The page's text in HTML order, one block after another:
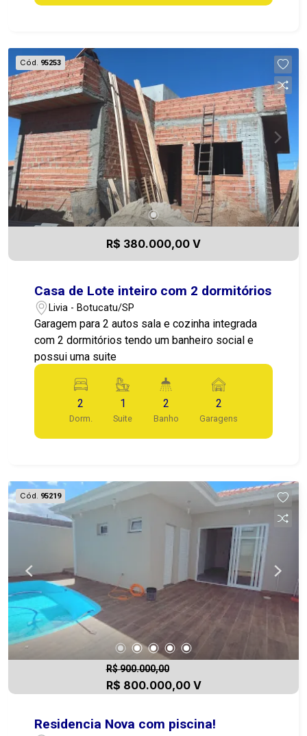
Cód. 95253
R$ 380.000,00 V
Casa de Lote inteiro com 2 dormitórios
Livia - Botucatu/SP
Garagem para 2 autos sala e cozinha integrada
com 2 dormitórios tendo um banheiro social e
possui uma suite
2
Dorm.
1
Suite
2
Banho
2
Garagens
Cód. 95219
R$ 900.000,00
R$ 800.000,00 V
Residencia Nova com piscina!